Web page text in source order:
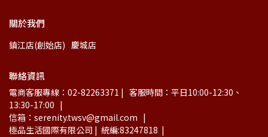
關於我們
鎮江店(創始店) 慶城店
聯絡資訊
電商客服專線：02-82263371 |   客服時間：平日10:00-12:30、
13:30-17:00   |
信箱：serenity.twsv@gmail.com   |
極品生活國際有限公司 |  統編:83247818  |